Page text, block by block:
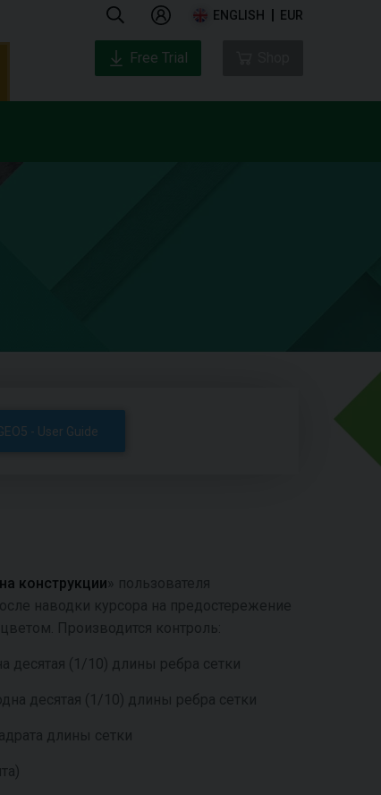
ENGLISH EUR
Free Trial
- User Guide
конструкции » пользователя
наводки курсора на предостережение
Производится контроль:
десятая (1/10) длины ребра сетки
десятая (1/10) длины ребра сетки
длины сетки